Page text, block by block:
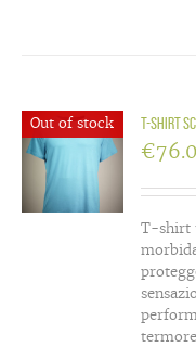
Out of stock T-shirt
€
T-shirt